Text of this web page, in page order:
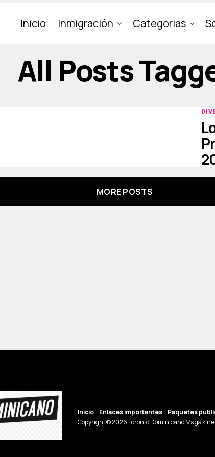
Inicio Inmigración Categorias
All Posts
MORE POSTS
Inicio Enlaces importantes Paquetes
Copyright © 2026 Toronto Dominicano